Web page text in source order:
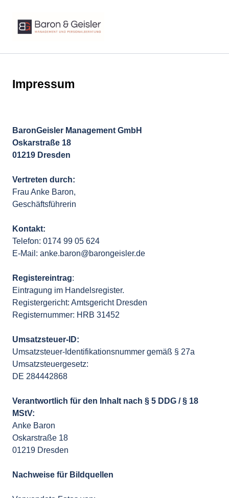
Impressum
BaronGeisler Management GmbH
Oskarstraße 18
01219 Dresden
Frau Anke Baron,
Geschäftsführerin
Telefon: 0174 99 05 624
E-Mail: anke.baron@barongeisler.de
Registereintrag:
Eintragung im Handelsregister.
Registergericht: Amtsgericht Dresden
Registernummer: HRB 31452
Umsatzsteuer-Identifikationsnummer gemäß § 27a
Umsatzsteuergesetz:
DE 284442868
Verantwortlich für den Inhalt nach § 5 DDG / § 18
Anke Baron
Oskarstraße 18
01219 Dresden
Nachweise für Bildquellen